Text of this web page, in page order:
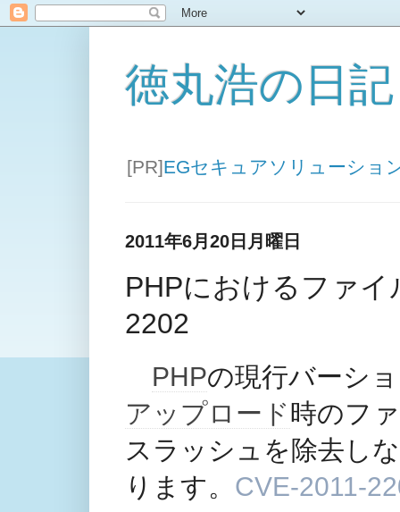
徳丸浩の日記
[PR]EGセキュアソリューショ
2011年6月20日月曜日
PHPにおけるファ
2202
PHPの現行バーシ
アップロード 時のフ
スラッシュを除去し
ります。 CVE-2011-